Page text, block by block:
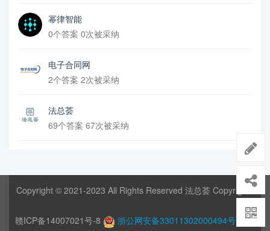
幂律智能
0个答案 0次被采纳
电子合同网
2个答案 2次被采纳
法总荟
69个答案 67次被采纳
Copyright © 2021-2023 All Rights Reserved 法总荟 Copyrights
赣ICP备14007021号-8 浙公网安备33011302000494号 网站